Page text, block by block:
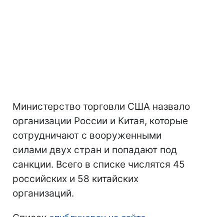
Министерство торговли США назвало
организации России и Китая, которые
сотрудничают с вооруженными
силами двух стран и попадают под
санкции. Всего в списке числятся 45
российских и 58 китайских
организаций.